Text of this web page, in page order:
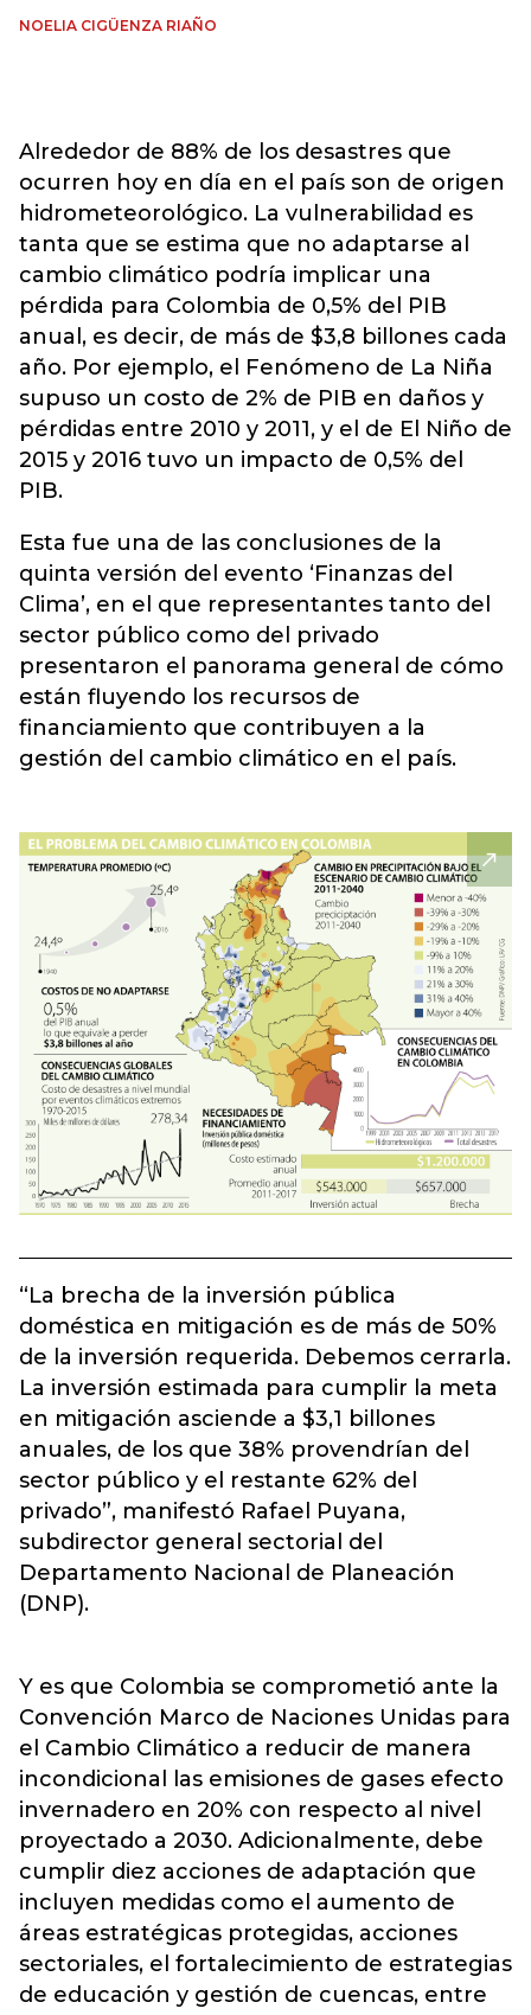
NOELIA CIGÜENZA RIAÑO
Alrededor de 88% de los desastres que
ocurren hoy en día en el país son de origen
hidrometeorológico. La vulnerabilidad es
tanta que se estima que no adaptarse al
cambio climático podría implicar una
pérdida para Colombia de 0,5% del PIB
anual, es decir, de más de $3,8 billones cada
año. Por ejemplo, el Fenómeno de La Niña
supuso un costo de 2% de PIB en daños y
pérdidas entre 2010 y 2011, y el de El Niño de
2015 y 2016 tuvo un impacto de 0,5% del
PIB.
Esta fue una de las conclusiones de la
quinta versión del evento ‘Finanzas del
Clima’, en el que representantes tanto del
sector público como del privado
presentaron el panorama general de cómo
están fluyendo los recursos de
financiamiento que contribuyen a la
gestión del cambio climático en el país.
“La brecha de la inversión pública
doméstica en mitigación es de más de 50%
de la inversión requerida. Debemos cerrarla.
La inversión estimada para cumplir la meta
en mitigación asciende a $3,1 billones
anuales, de los que 38% provendrían del
sector público y el restante 62% del
privado”, manifestó Rafael Puyana,
subdirector general sectorial del
Departamento Nacional de Planeación
(DNP).
Y es que Colombia se comprometió ante la
Convención Marco de Naciones Unidas para
el Cambio Climático a reducir de manera
incondicional las emisiones de gases efecto
invernadero en 20% con respecto al nivel
proyectado a 2030. Adicionalmente, debe
cumplir diez acciones de adaptación que
incluyen medidas como el aumento de
áreas estratégicas protegidas, acciones
sectoriales, el fortalecimiento de estrategias
de educación y gestión de cuencas, entre